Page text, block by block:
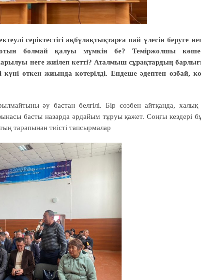
серіктестігі ақбұлақтықтарға пай үлесін беруге
болмай қалуы мүмкін бе? Теміржолшы
неге жиілеп кетті? Аталмыш сұрақтардың
өткен жиында көтерілді. Ендеше әдептен озбай,
әу бастан белгілі. Бір сөзбен айтқанда,
басты назарда әрдайым тұруы қажет. Соңғы кездері
тарапынан тиісті тапсырмалар